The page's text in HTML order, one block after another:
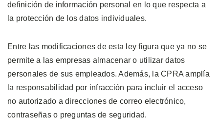
definición de información personal en lo que respecta a
la protección de los datos individuales.
Entre las modificaciones de esta ley figura que ya no se
permite a las empresas almacenar o utilizar datos
personales de sus empleados. Además, la CPRA amplía
la responsabilidad por infracción para incluir el acceso
no autorizado a direcciones de correo electrónico,
contraseñas o preguntas de seguridad.